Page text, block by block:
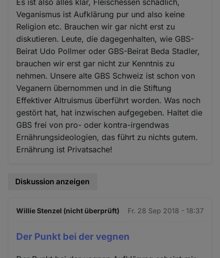
Es ist also alles klar, Fleischessen schädlich,
Veganismus ist Aufklärung pur und also keine
Religion etc. Brauchen wir gar nicht erst zu
diskutieren. Leute, die dagegenhalten, wie GBS-
Beirat Udo Pollmer oder GBS-Beirat Beda Stadler,
brauchen wir erst gar nicht zur Kenntnis zu
nehmen. Unsere alte GBS Schweiz ist schon von
Veganern übernommen und in die Stiftung
Effektiver Altruismus überführt worden. Was noch
gestört hat, hat inzwischen aufgegeben. Haltet die
GBS frei von pro- oder kontra-irgendwas
Ernährungsideologien, das führt zu nichts gutem.
Ernährung ist Privatsache!
Diskussion anzeigen
Willie Stenzel (nicht überprüft) Fr. 28 Sep 2018 - 18:37
Der Punkt bei der vegnen